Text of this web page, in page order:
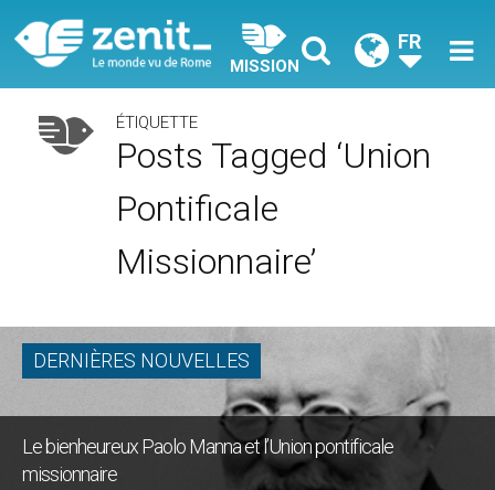
MISSION
FR
ÉTIQUETTE
Posts Tagged ‘Union
Pontificale
Missionnaire’
DERNIÈRES NOUVELLES
Le bienheureux Paolo Manna et l’Union pontificale
missionnaire